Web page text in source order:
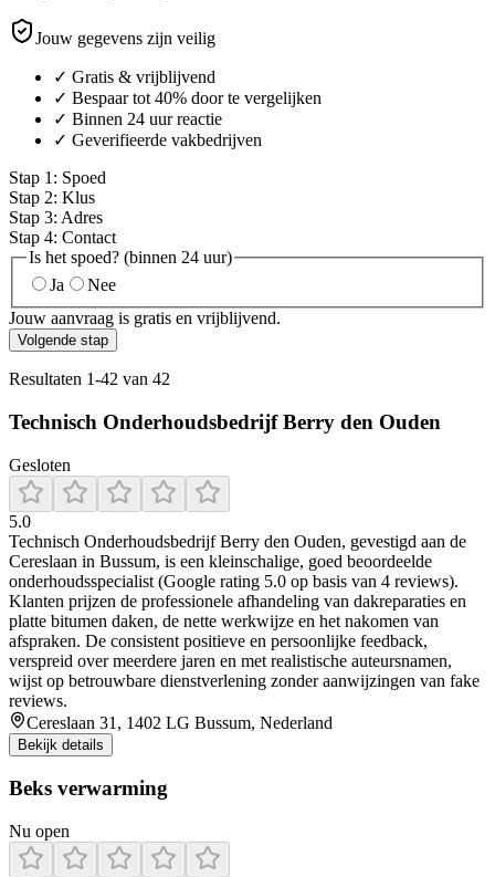
Jouw gegevens zijn veilig
✓ Gratis & vrijblijvend
✓ Bespaar tot 40% door te vergelijken
✓ Binnen 24 uur reactie
✓ Geverifieerde vakbedrijven
Stap 1 : Spoed
Stap 2: Klus
Stap 3: Adres
Stap 4: Contact
Is het spoed? (binnen 24 uur)
Ja
Nee
Jouw aanvraag is gratis en vrijblijvend.
Volgende stap
Resultaten 1-42 van 42
Technisch Onderhoudsbedrijf Berry den Ouden
Gesloten
5.0
Technisch Onderhoudsbedrijf Berry den Ouden, gevestigd aan de
Cereslaan in Bussum, is een kleinschalige, goed beoordeelde
onderhoudsspecialist (Google rating 5.0 op basis van 4 reviews).
Klanten prijzen de professionele afhandeling van dakreparaties en
platte bitumen daken, de nette werkwijze en het nakomen van
afspraken. De consistent positieve en persoonlijke feedback,
verspreid over meerdere jaren en met realistische auteursnamen,
wijst op betrouwbare dienstverlening zonder aanwijzingen van fake
reviews.
Cereslaan 31, 1402 LG Bussum, Nederland
Bekijk details
Beks verwarming
Nu open